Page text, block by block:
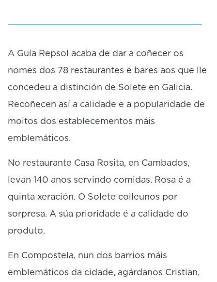
s
o
d
A Guía Repsol acaba de dar a coñecer os
nomes dos 78 restaurantes e bares aos que lle
concedeu a distinción de Solete en Galicia.
Recoñecen así a calidade e a popularidade de
moitos dos establecementos máis
emblemáticos.
No restaurante Casa Rosita, en Cambados,
levan 140 anos servindo comidas. Rosa é a
quinta xeración. O Solete colleunos por
sorpresa. A súa prioridade é a calidade do
produto.
En Compostela, nun dos barrios máis
emblemáticos da cidade, agárdanos Cristian,